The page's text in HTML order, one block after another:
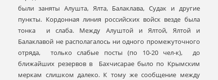
были заняты Алушта, Ялта, Балаклава, Судак и другие
пункты. Кордонная линия российских войск везде была
тонка и слаба. Между Алуштой и Ялтой, Ялтой и
Балаклавой не располагалось ни одного промежуточного
отряда, только слабые посты (по 10-20 чел-к), до
ближайших резервов в Бахчисарае было по Крымским
меркам слишком далеко. К тому же сообщение между